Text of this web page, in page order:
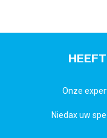
Onze
Niedax uw